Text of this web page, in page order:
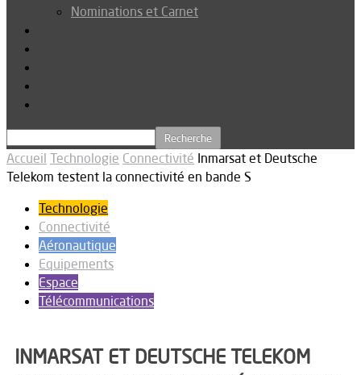
Nominations et Carnet
Accueil Technologie Connectivité Inmarsat et Deutsche
Telekom testent la connectivité en bande S
Technologie
Connectivité
Aéronautique
Equipements
Espace
Télécommunications
INMARSAT ET DEUTSCHE TELEKOM